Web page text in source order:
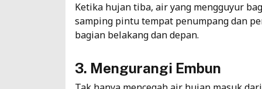
Ketika hujan tiba, air yang mengguyur
samping pintu tempat penumpang dan
bagian belakang dan depan.
3. Mengurangi Embun